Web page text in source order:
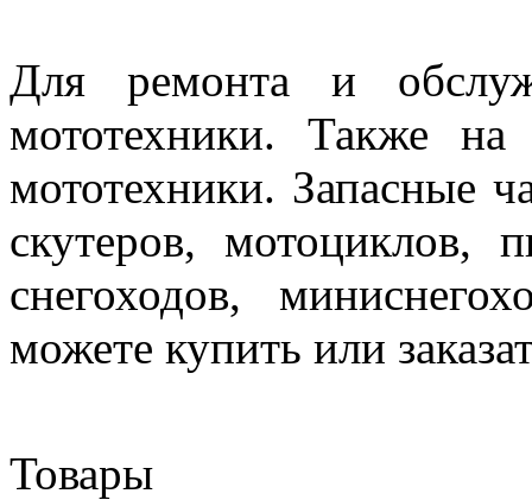
Для ремонта и
мототехники. Также
мототехники. Запасные
скутеров, мотоциклов,
снегоходов,
можете купить или
Товары